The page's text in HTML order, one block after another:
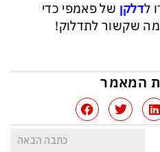
לדלקן של פאמפי כדי
מה שקשור לתדלוק!
המאמר
כתבה הבאה